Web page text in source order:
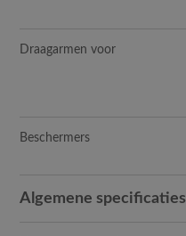
Draagarmen voor
Beschermers
Algemene specificaties